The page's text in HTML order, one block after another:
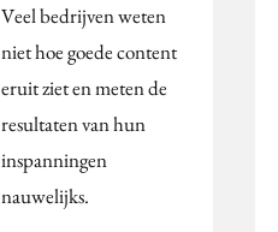
Veel bedrijven weten
niet hoe goede content
eruit ziet en meten de
resultaten van hun
inspanningen
nauwelijks.